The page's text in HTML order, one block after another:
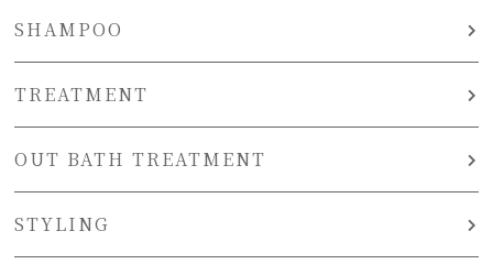
SHAMPOO
TREATMENT
OUT BATH TREATMENT
STYLING